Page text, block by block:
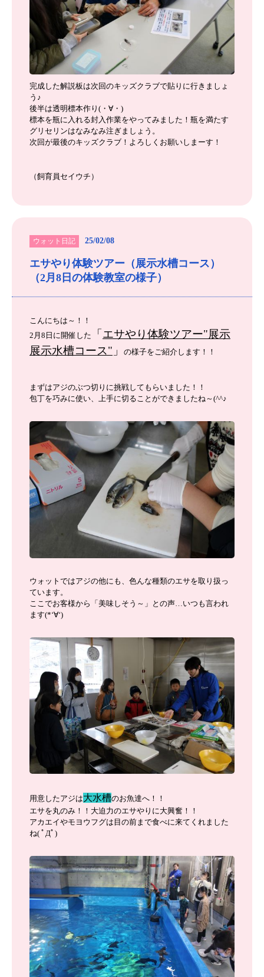
完成した解説板は次回のキッズクラブで貼りに行きましょ
う♪
後半は透明標本作り(・∀・)
標本を瓶に入れる封入作業をやってみました！瓶を満たす
グリセリンはなみなみ注ぎましょう。
次回が最後のキッズクラブ！よろしくお願いしまーす！
（飼育員セイウチ）
ウォット日記 25/02/08
エサやり体験ツアー（展示水槽コース）
（2月8日の体験教室の様子）
こんにちは～！！
2 月8日に開催した 「エサやり体験ツアー"展示
展示水槽コース" 」 の様子をご紹介します！！
まずはアジのぶつ切りに挑戦してもらいました！！
包丁を巧みに使い、上手に切ることができましたね～(^^♪
ウォットではアジの他にも、色んな種類のエサを取り扱っ
ています。
ここでお客様から「美味しそう～」との声…いつも言われ
ます(*‘∀‘)
用意したアジは大水槽のお魚達へ！！
エサを丸のみ！！大迫力のエサやりに大興奮！！
アカエイやモヨウフグは目の前まで食べに来てくれました
ね( ﾟДﾟ)